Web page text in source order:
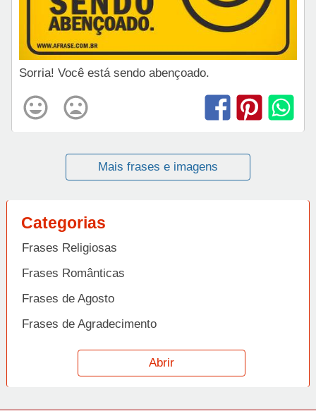
Sorria! Você está sendo abençoado.
Mais frases e imagens
Categorias
Frases Religiosas
Frases Românticas
Frases de Agosto
Frases de Agradecimento
Frases de Amizade
Frases de Amor
Abrir